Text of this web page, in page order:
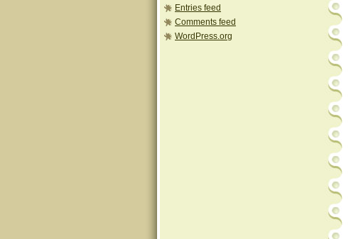
Entries feed
Comments feed
WordPress.org